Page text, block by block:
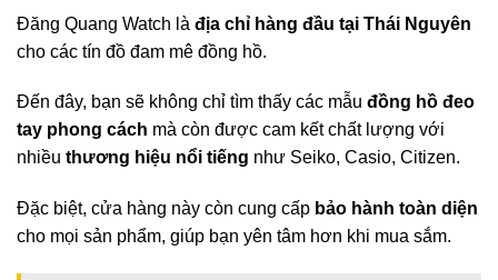
Đăng Quang Watch là địa chỉ hàng đầu tại Thái Nguyên
cho các tín đồ đam mê đồng hồ.
Đến đây, bạn sẽ không chỉ tìm thấy các mẫu đồng hồ đeo
tay phong cách mà còn được cam kết chất lượng với
nhiều thương hiệu nổi tiếng như Seiko, Casio, Citizen.
Đặc biệt, cửa hàng này còn cung cấp bảo hành toàn diện
cho mọi sản phẩm, giúp bạn yên tâm hơn khi mua sắm.